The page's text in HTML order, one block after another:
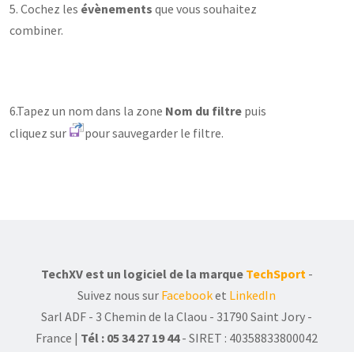
5. Cochez les évènements que vous souhaitez
combiner.
6.Tapez un nom dans la zone Nom du filtre puis
cliquez sur
pour sauvegarder le filtre.
TechXV est un logiciel de la marque TechSport-
Suivez nous sur Facebooket LinkedIn
Sarl ADF - 3 Chemin de la Claou - 31790 Saint Jory -
France | Tél : 05 34 27 19 44- SIRET : 40358833800042